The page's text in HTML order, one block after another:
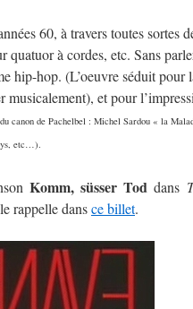
60, à travers toutes sortes
à cordes, etc. Sans
hip-hop. (L’oeuvre séduit pour
et pour
canon de Pachelbel : Michel Sardou « la
etc…).
Komm, süsser Tod dans
rappelle dansce billet.